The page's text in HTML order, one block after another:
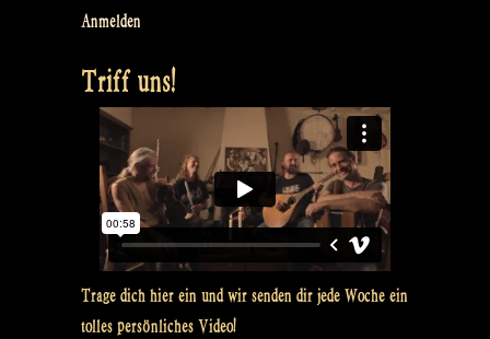
Anmelden
Triff uns!
Trage dich hier ein und wir senden dir jede Woche ein
tolles persönliches Video!